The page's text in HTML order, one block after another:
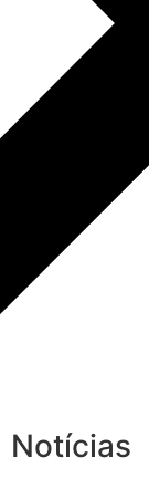
Notícias